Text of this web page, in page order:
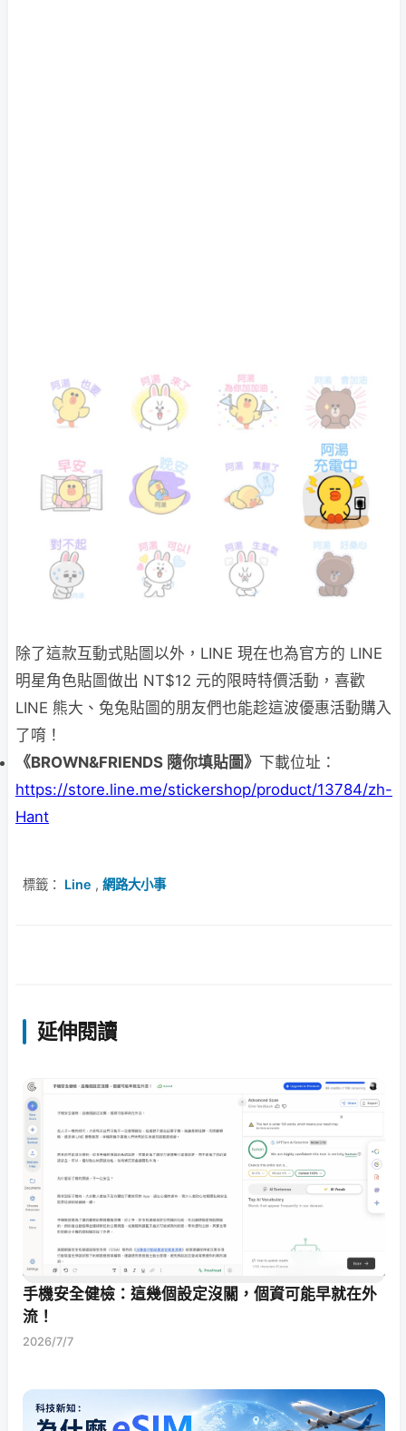
除了這款互動式貼圖以外，LINE 現在也為官方的 LINE
明星角色貼圖做出 NT$12 元的限時特價活動，喜歡
LINE 熊大、兔兔貼圖的朋友們也能趁這波優惠活動購入
了唷！
《BROWN&FRIENDS 隨你填貼圖》 下載位址：
https://store.line.me/stickershop/product/13784/zh-
Hant
標籤： Line , 網路大小事
延伸閱讀
手機安全健檢：這幾個設定沒關，個資可能早就在外
流！
2026/7/7